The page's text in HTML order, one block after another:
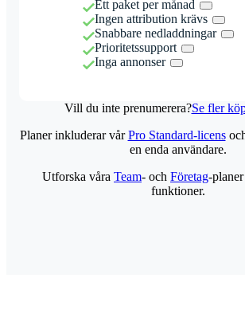
Ett paket per månad
Ingen attribution krävs
Snabbare nedladdningar
Prioritetssupport
Inga annonser
Vill du inte prenumerera?Se fler
Planer inkluderar vårPro Standard-licens
en enda användare.
Utforska våra Team- och Företag-
funktioner.